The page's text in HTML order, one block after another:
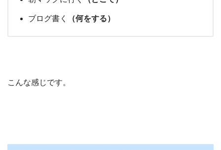
ブログ書く （何をする）
こんな感じです。